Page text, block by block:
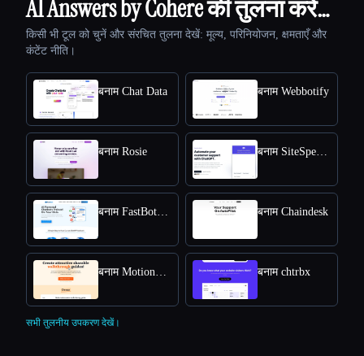
AI Answers by Cohere की तुलना करें…
किसी भी टूल को चुनें और संरचित तुलना देखें: मूल्य, परिनियोजन, क्षमताएँ और
कंटेंट नीति।
बनाम Chat Data बनाम Webbotify
बनाम Rosie
बनाम Chaindesk
बनाम chtrbx
सभी तुलनीय उपकरण देखें।